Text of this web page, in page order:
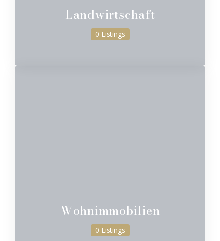
Landwirtschaft
0 Listings
Wohnimmobilien
0 Listings